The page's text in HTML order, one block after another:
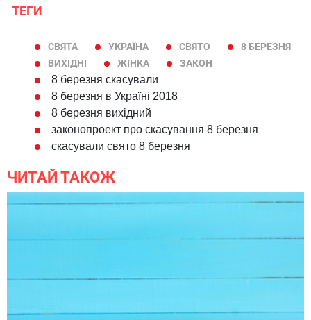
ТЕГИ
СВЯТА УКРАЇНА СВЯТО
8 БЕРЕЗНЯ
ВИХІДНІ
ЖІНКА ЗАКОН
8 березня скасували
8 березня в Україні 2018
8 березня вихідний
законопроект про скасування 8 березня
скасували свято 8 березня
ЧИТАЙ ТАКОЖ